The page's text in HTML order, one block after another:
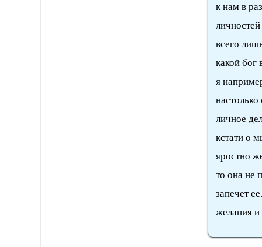
к нам в
всего
какой бог
я
личное
кстати о
яростно
то она не
запечет
желания и